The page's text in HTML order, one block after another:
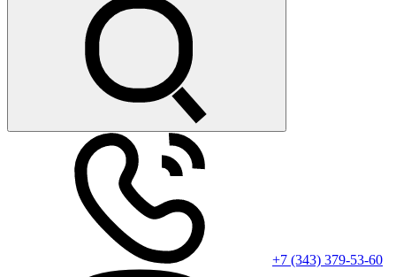
+7 (343) 379-53-60